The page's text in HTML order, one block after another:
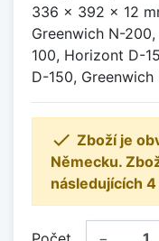
336 × 392 × 12
Greenwich N-
100, Horizont D-
D-150,
 Zboží je
Německu.
následujících